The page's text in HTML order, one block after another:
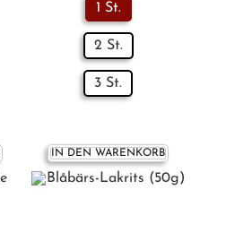
1 St.
2 St.
3 St.
IN DEN WARENKORB